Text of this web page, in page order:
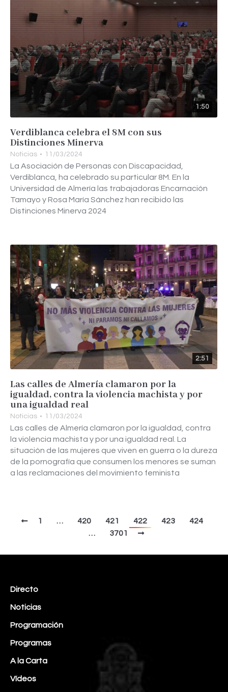
1:50
Verdiblanca celebra el 8M con sus
Distinciones Minerva
Noticias 11/03/2024
La Asociación de Personas con Discapacidad,
Verdiblanca, ha celebrado su particular 8M. En la
Universidad de Almería las trabajadoras Encarnación
Tamayo y Rosa María Sánchez han recibido las
Distinciones Minerva 2024
2:51
Las calles de Almería clamaron por la
igualdad, contra la violencia machista y por
una igualdad real
Noticias 11/03/2024
Las calles de Almería clamaron por la igualdad, contra
la violencia machista y por una igualdad real. La
situación de las mujeres que viven en guerra o la dureza
de la pornografía que consumen los menores se suman
a las reclamaciones del movimiento feminista
1 … 420 421 422 423
424
…
3701
Directo
Noticias
Programación
Programas
A la Carta
Vídeos